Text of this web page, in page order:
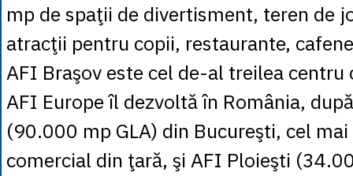
mp de spaţii de divertisment, teren de
atracţii pentru copii, restaurante,
AFI Braşov este cel de-al treilea centru
AFI Europe îl dezvoltă în România,
(90.000 mp GLA) din Bucureşti, cel
comercial din ţară, şi AFI Ploieşti